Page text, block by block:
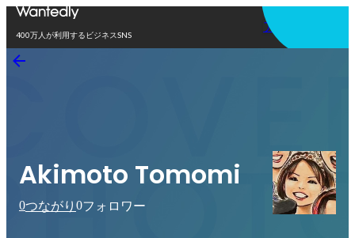
400万人が利用するビジネスSNS
アプリを使う
Akimoto Tomomi
0つながり 0フォロワー